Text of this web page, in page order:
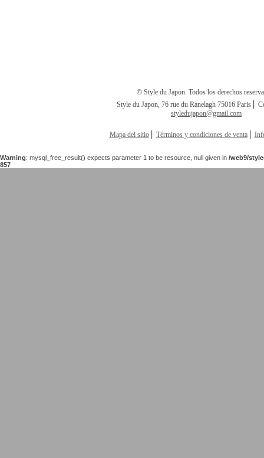
© Style du Japon. Todos los derechos
Style du Japon, 76 rue du Ranelagh 75016 Paris ⎢
styledujapon@gmail.com
Mapa del sitio⎢ Términos y condiciones de venta⎢
Warning: mysql_free_result() expects parameter 1 to be resource, null given in /web9/
857